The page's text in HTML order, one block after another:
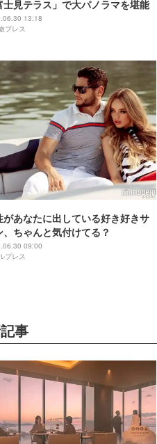
士見テラス」で大パノラマを堪能
13:18
プレス
があなたに出している好き好きサ
、ちゃんと気付けてる？
09:00
プレス
事